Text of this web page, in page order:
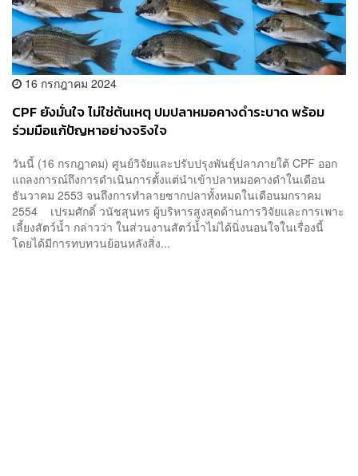
16 กรกฎาคม 2024
CPF ยังมั่นใจ ไม่ใช่ต้นเหตุ ปมปลาหมอคางดำระบาด พร้อม
ร่วมมือแก้ปัญหาอย่างจริงใจ
วันนี้ (16 กรกฎาคม) ศูนย์วิจัยและปรับปรุงพันธุ์ปลาภายใต้ CPF ออก
แถลงการณ์ถึงการดำเนินการตั้งแต่นำเข้าปลาหมอคางดำในเดือน
ธันวาคม 2553 จนถึงการทำลายซากปลาทั้งหมดในเดือนมกราคม
2554 เปรมศักดิ์ วนัชสุนทร ผู้บริหารสูงสุดด้านการวิจัยและการเพาะ
เลี้ยงสัตว์น้ำ กล่าวว่า ในส่วนงานสัตว์น้ำไม่ได้นิ่งนอนใจในเรื่องนี้
โดยได้มีการทบทวนย้อนหลังสิ่ง...